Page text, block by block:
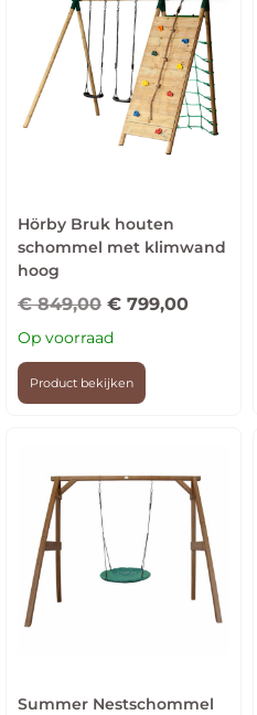
Hörby Bruk houten
schommel met klimwand
hoog
€849,00 € 799,00
Op voorraad
Product bekijken
Summer Nestschommel